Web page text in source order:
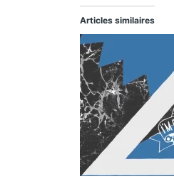
Articles similaires